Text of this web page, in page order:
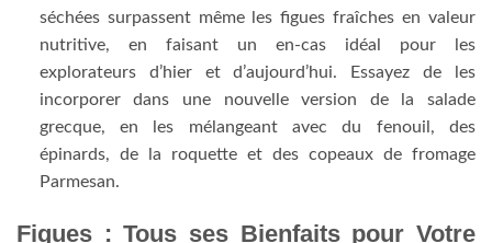
séchées surpassent même les figues fraîches en valeur
nutritive, en faisant un en-cas idéal pour les
explorateurs d’hier et d’aujourd’hui. Essayez de les
incorporer dans une nouvelle version de la salade
grecque, en les mélangeant avec du fenouil, des
épinards, de la roquette et des copeaux de fromage
Parmesan.
Figues : Tous ses Bienfaits pour Votre